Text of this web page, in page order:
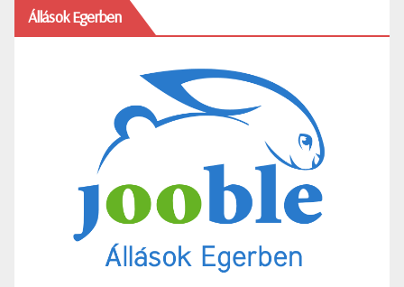
Állások Egerben